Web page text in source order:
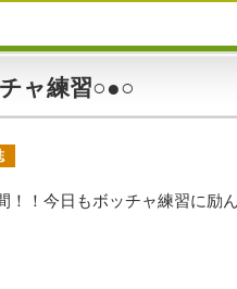
ャ練習○●○
！！今日もボッチャ練習に励